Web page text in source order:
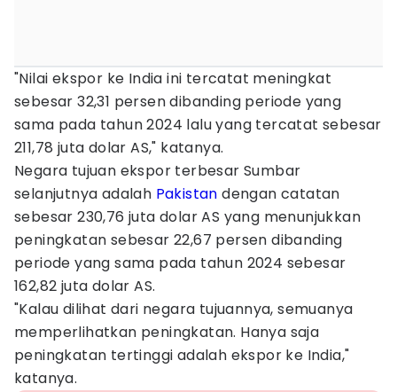
"Nilai ekspor ke India ini tercatat meningkat
sebesar 32,31 persen dibanding periode yang
sama pada tahun 2024 lalu yang tercatat sebesar
211,78 juta dolar AS," katanya.
Negara tujuan ekspor terbesar Sumbar
selanjutnya adalah Pakistan dengan catatan
sebesar 230,76 juta dolar AS yang menunjukkan
peningkatan sebesar 22,67 persen dibanding
periode yang sama pada tahun 2024 sebesar
162,82 juta dolar AS.
"Kalau dilihat dari negara tujuannya, semuanya
memperlihatkan peningkatan. Hanya saja
peningkatan tertinggi adalah ekspor ke India,"
katanya.